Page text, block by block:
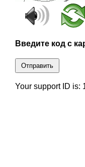
Введите код с
Отправить
Your support ID is: